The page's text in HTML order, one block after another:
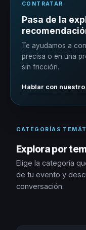
CONTRATAR
Pasa de la
Te ayudamos a
precisa o en una
sin fricción.
Hablar con
CATEGORÍAS
Explora por
Elige la categoría
de tu evento y
conversación.